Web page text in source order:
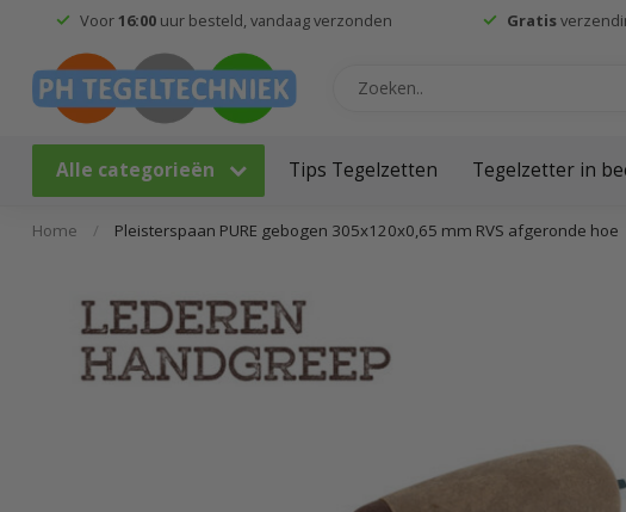
Voor16:00uur besteld, vandaag verzonden Gratis
Alle categorieën Tips Tegelzetten Tegelzetter in
Home / Pleisterspaan PURE gebogen 305x120x0,65 mm RVS afgeronde hoe